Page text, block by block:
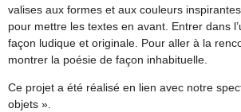
valises aux formes et aux couleurs
pour mettre les textes en avant. Entrer dans
façon ludique et originale. Pour aller à la
montrer la poésie de façon inhabituelle.
Ce projet a été réalisé en lien avec notre
objets ».